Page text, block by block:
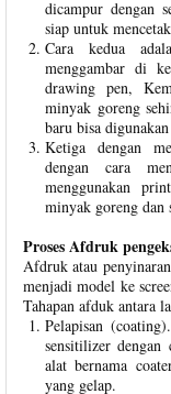
dicampur dengan
siap untuk
Cara kedua
menggambar di
drawing pen,
minyak goreng
baru bisa
Ketiga dengan
dengan cara
menggunakan
minyak goreng dan
Proses Afdruk
Afdruk atau
menjadi model ke
Tahapan afduk antara
Pelapisan
sensitilizer dengan
alat bernama
yang gelap.